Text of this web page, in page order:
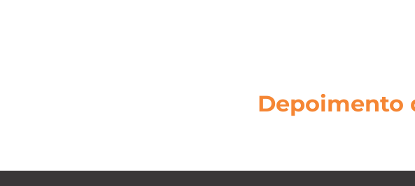
Depoimento